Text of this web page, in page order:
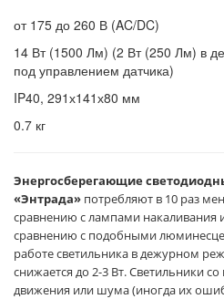
от 175 до 260 В (AC/DC)
14 Вт (1500 Лм) (2 Вт (250 Лм) в
под управлением датчика)
IP40, 291х141х80 мм
0.7 кг
Энергосберегающие
«Энтрада» потребляют в 10 раз
сравнению с лампами накаливания
сравнению с подобными
работе светильника в дежурном
снижается до 2-3 Вт. Светильники
движения или шума (иногда их